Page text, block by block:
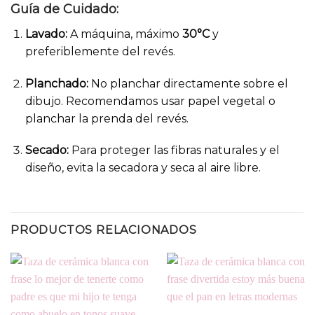
Guía de Cuidado:
Lavado:A máquina, máximo 30°Cy
preferiblemente del revés.
Planchado:No planchar directamente sobre el
dibujo. Recomendamos usar papel vegetal o
planchar la prenda del revés.
Secado:Para proteger las fibras naturales y el
diseño, evita la secadora y seca al aire libre.
PRODUCTOS RELACIONADOS